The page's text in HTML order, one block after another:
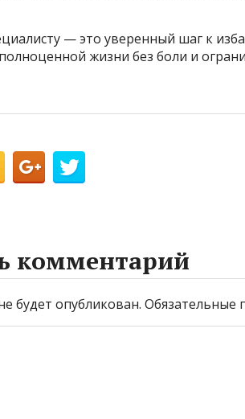
— это уверенный шаг к
жизни без боли и
комментарий
будет опубликован. Обязательные